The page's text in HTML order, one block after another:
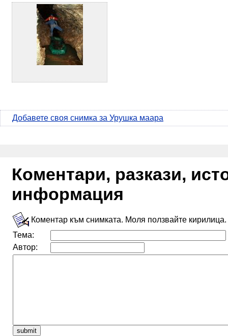
Добавете своя снимка за Урушка маара
Коментари, разкази,
информация
Коментар към снимката. Моля ползвайте кирилица.
Тема:
Автор: